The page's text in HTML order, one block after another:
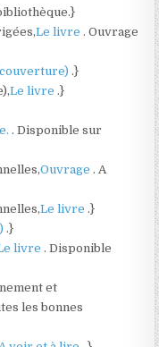
Le livre. Ouvrage
.}
Le livre.}
. Disponible sur
Ouvrage. A
Le livre.}
.}
livre. Disponible
et
les bonnes